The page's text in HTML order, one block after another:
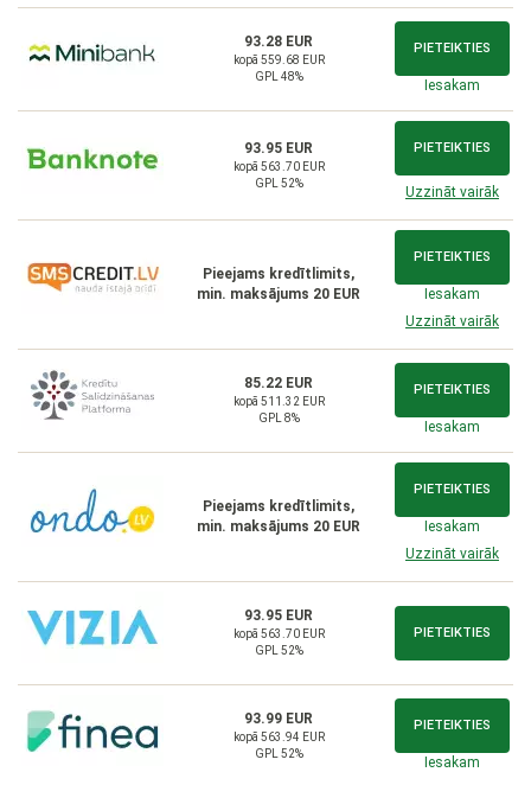
93.28 EUR
kopā 559.68 EUR
GPL 48%
PIETEIKTIES
Iesakam
93.95 EUR
kopā 563.70 EUR
GPL 52%
PIETEIKTIES
Uzzināt vairāk
Pieejams kredītlimits,
min. maksājums 20 EUR
PIETEIKTIES
Iesakam
Uzzināt vairāk
85.22 EUR
kopā 511.32 EUR
GPL 8%
PIETEIKTIES
Iesakam
Pieejams kredītlimits,
min. maksājums 20 EUR
PIETEIKTIES
Iesakam
Uzzināt vairāk
93.95 EUR
kopā 563.70 EUR
GPL 52%
PIETEIKTIES
93.99 EUR
kopā 563.94 EUR
GPL 52%
PIETEIKTIES
Iesakam